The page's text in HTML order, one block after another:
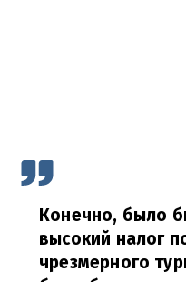
Конечно, было
высокий налог
чрезмерного